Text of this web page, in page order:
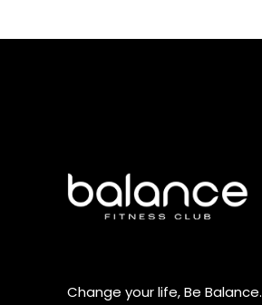
Change your life, Be Balance.